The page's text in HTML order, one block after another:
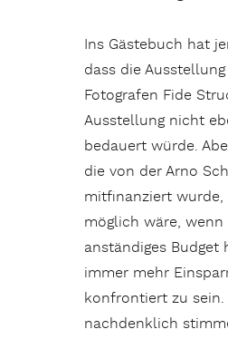
Ins Gästebuch hat
dass die
Fotografen Fide
Ausstellung nicht
bedauert würde.
die von der Arno
mitfinanziert wurde,
möglich wäre, wenn
anständiges
immer mehr
konfrontiert zu
nachdenklich